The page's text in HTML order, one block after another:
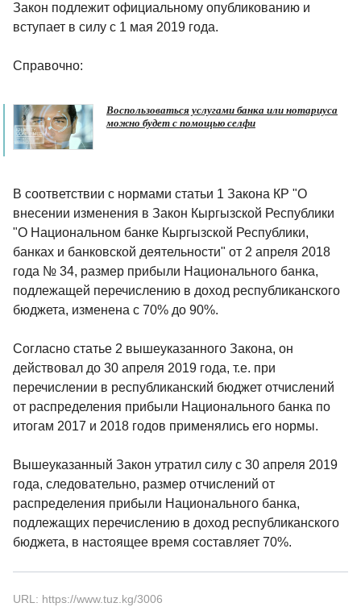
Закон подлежит официальному опубликованию и
вступает в силу с 1 мая 2019 года.
Справочно:
Воспользоваться услугами банка или нотариуса
можно будет с помощью селфи
В соответствии с нормами статьи 1 Закона КР "О
внесении изменения в Закон Кыргызской Республики
"О Национальном банке Кыргызской Республики,
банках и банковской деятельности" от 2 апреля 2018
года № 34, размер прибыли Национального банка,
подлежащей перечислению в доход республиканского
бюджета, изменена с 70% до 90%.
Согласно статье 2 вышеуказанного Закона, он
действовал до 30 апреля 2019 года, т.е. при
перечислении в республиканский бюджет отчислений
от распределения прибыли Национального банка по
итогам 2017 и 2018 годов применялись его нормы.
Вышеуказанный Закон утратил силу с 30 апреля 2019
года, следовательно, размер отчислений от
распределения прибыли Национального банка,
подлежащих перечислению в доход республиканского
бюджета, в настоящее время составляет 70%.
URL: https://www.tuz.kg/3006